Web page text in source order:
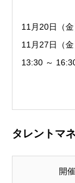
11月20日（金
11月27日（金
13:30 ～
タレントマ
開